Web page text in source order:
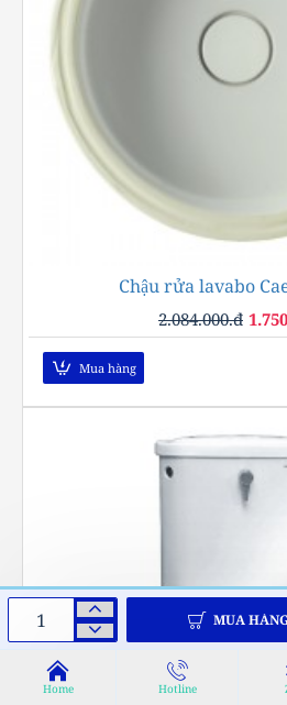
Home Hotline
MUA
Chậu rửa lavabo
2.084.000.đ
Mua hàng